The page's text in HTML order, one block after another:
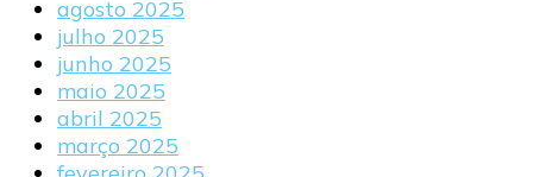
agosto 2025
julho 2025
junho 2025
maio 2025
abril 2025
março 2025